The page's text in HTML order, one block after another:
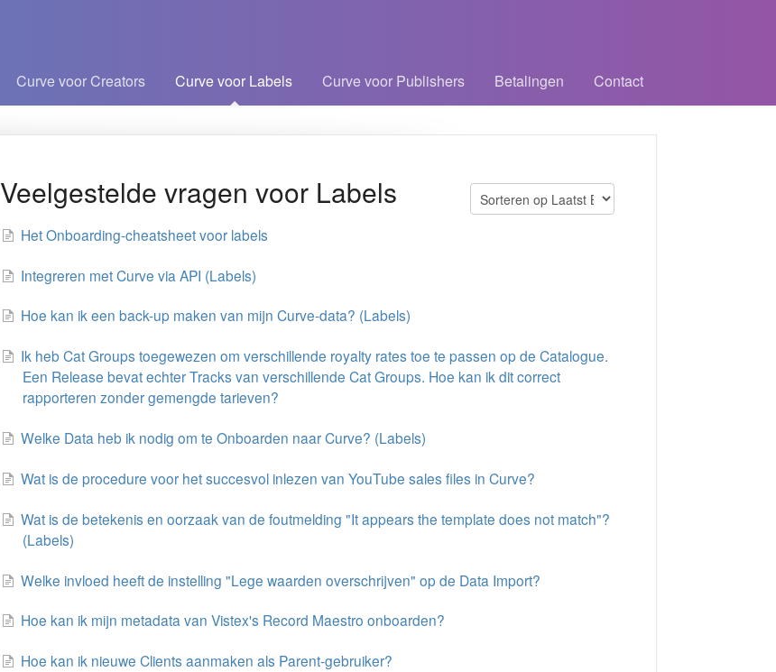
Curve voor Creators Curve voor Labels Curve voor Publishers Betalingen Contact
Veelgestelde vragen voor Labels
Het Onboarding-cheatsheet voor labels
Integreren met Curve via API (Labels)
Hoe kan ik een back-up maken van mijn Curve-data? (Labels)
Ik heb Cat Groups toegewezen om verschillende royalty rates toe te passen op de Catalogue.
Een Release bevat echter Tracks van verschillende Cat Groups. Hoe kan ik dit correct
rapporteren zonder gemengde tarieven?
Welke Data heb ik nodig om te Onboarden naar Curve? (Labels)
Wat is de procedure voor het succesvol inlezen van YouTube sales files in Curve?
Wat is de betekenis en oorzaak van de foutmelding "It appears the template does not match"?
(Labels)
Welke invloed heeft de instelling "Lege waarden overschrijven" op de Data Import?
Hoe kan ik mijn metadata van Vistex's Record Maestro onboarden?
Hoe kan ik nieuwe Clients aanmaken als Parent-gebruiker?